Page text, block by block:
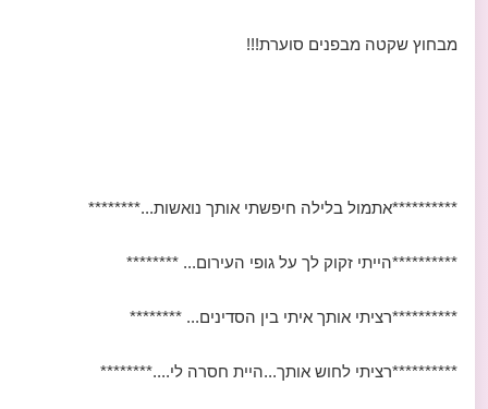
מבחוץ שקטה מבפנים סוערת!!!
**********אתמול בלילה חיפשתי אותך נואשות...********
**********הייתי זקוק לך על גופי העירום... ********
**********רציתי אותך איתי בין הסדינים... ********
**********רציתי לחוש אותך...היית חסרה לי....********